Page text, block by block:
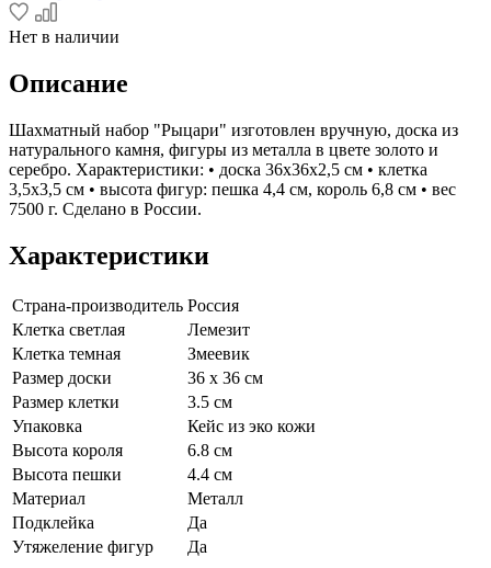
Нет в наличии
Описание
Шахматный набор "Рыцари" изготовлен вручную, доска из
натурального камня, фигуры из металла в цвете золото и
серебро. Характеристики: • доска 36х36х2,5 см • клетка
3,5х3,5 см • высота фигур: пешка 4,4 см, король 6,8 см • вес
7500 г. Сделано в России.
Характеристики
Страна-производитель Россия
Клетка светлая
Лемезит
Клетка темная
Змеевик
Размер доски
36 х 36 см
Размер клетки
3.5 см
Упаковка
Кейс из эко кожи
Высота короля
6.8 см
Высота пешки
4.4 см
Материал
Металл
Подклейка
Да
Утяжеление фигур
Да